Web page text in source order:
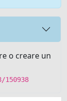
o creare un